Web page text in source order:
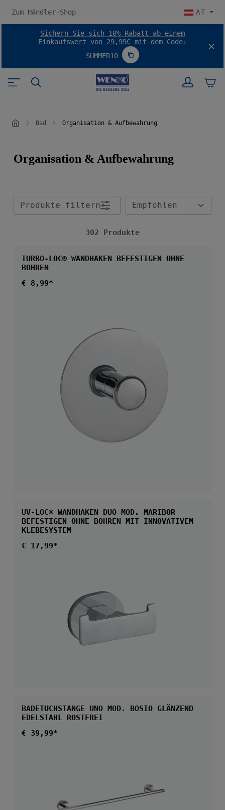
springen
Zum Händler-Shop AT
Sichern Sie sich 10% Rabatt ab einem
Einkaufswert von 29,99€ mit dem Code:
SUMMER10
Code SUMMER10 kopieren
Bad Organisation & Aufbewahrung
Organisation & Aufbewahrung
Produkte filtern
302 Produkte
TURBO-LOC® WANDHAKEN BEFESTIGEN OHNE
BOHREN
Regulärer Preis:
€ 8,99*
UV-LOC® WANDHAKEN DUO MOD. MARIBOR
BEFESTIGEN OHNE BOHREN MIT INNOVATIVEM
KLEBESYSTEM
Regulärer Preis:
€ 17,99*
BADETUCHSTANGE UNO MOD. BOSIO GLÄNZEND
EDELSTAHL ROSTFREI
Regulärer Preis:
€ 39,99*